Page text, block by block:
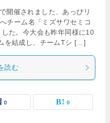
開催されました、あっぴリ
チーム名「ミズサワセミコ
た。今大会も昨年同様に10
を結成し、チームTシ […]
読む
0 0